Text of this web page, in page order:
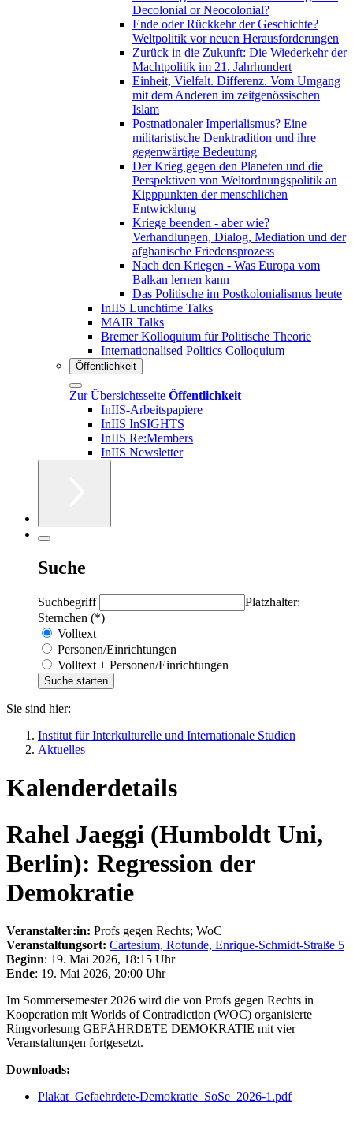
Decolonial or Neocolonial?
Ende oder Rückkehr der Geschichte?
Weltpolitik vor neuen Herausforderungen
Zurück in die Zukunft: Die Wiederkehr der
Machtpolitik im 21. Jahrhundert
Einheit, Vielfalt. Differenz. Vom Umgang
mit dem Anderen im zeitgenössischen
Islam
Postnationaler Imperialismus? Eine
militaristische Denktradition und ihre
gegenwärtige Bedeutung
Der Krieg gegen den Planeten und die
Perspektiven von Weltordnungspolitik an
Kipppunkten der menschlichen
Entwicklung
Kriege beenden - aber wie?
Verhandlungen, Dialog, Mediation und der
afghanische Friedensprozess
Nach den Kriegen - Was Europa vom
Balkan lernen kann
Das Politische im Postkolonialismus heute
InIIS Lunchtime Talks
MAIR Talks
Bremer Kolloquium für Politische Theorie
Internationalised Politics Colloquium
Öffentlichkeit
Zur Übersichtsseite Öffentlichkeit
InIIS-Arbeitspapiere
InIIS InSIGHTS
InIIS Re:Members
InIIS Newsletter
Suche
Suchbegriff
Platzhalter:
Sternchen (*)
Volltext
Personen/Einrichtungen
Volltext + Personen/Einrichtungen
Sie sind hier:
Institut für Interkulturelle und Internationale Studien
Aktuelles
Kalenderdetails
Rahel Jaeggi (Humboldt Uni,
Berlin): Regression der
Demokratie
Veranstalter:in: Profs gegen Rechts; WoC
Veranstaltungsort: Cartesium, Rotunde, Enrique-Schmidt-Straße 5
Beginn: 19. Mai 2026, 18:15 Uhr
Ende: 19. Mai 2026, 20:00 Uhr
Im Sommersemester 2026 wird die von Profs gegen Rechts in
Kooperation mit Worlds of Contradiction (WOC) organisierte
Ringvorlesung GEFÄHRDETE DEMOKRATIE mit vier
Veranstaltungen fortgesetzt.
Downloads:
Plakat_Gefaehrdete-Demokratie_SoSe_2026-1.pdf